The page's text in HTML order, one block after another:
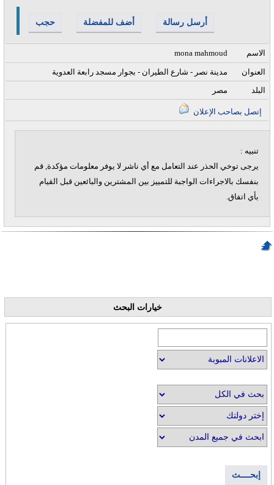
حجب أضف للمفضلة أرسل رسالة
mona mahmoud الاسم
مدينة نصر - شارع الطيران - بجوار مسجد رابعة العدوية
العنوان
مصر
البلد
تنبيه :
يرجى توخي الحذر عند التعامل مع أي ناشر لا يوفر معلومات مؤكدة, قم
بنفسك بالاجراءات الواجبة للتمييز بين المشترين والبائعين قبل القيام
بأي اتفاق.
خيارات البحث
إبحــــث